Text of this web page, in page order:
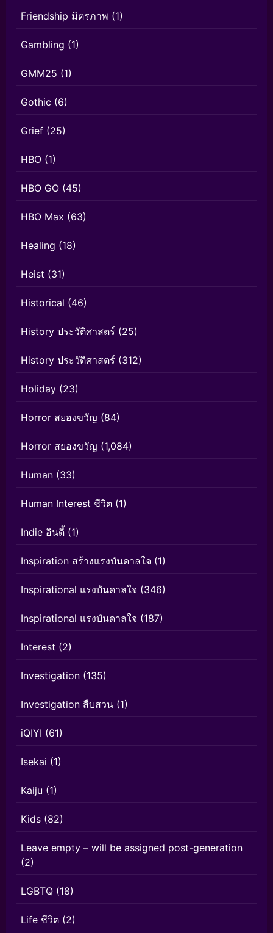
Friendship มิตรภาพ (1)
Gambling (1)
GMM25 (1)
Gothic (6)
Grief (25)
HBO (1)
HBO GO (45)
HBO Max (63)
Healing (18)
Heist (31)
Historical (46)
History ประวัติศาสตร์ (25)
History ประวัติศาสตร์ (312)
Holiday (23)
Horror สยองขวัญ (84)
Horror สยองขวัญ (1,084)
Human (33)
Human Interest ชีวิต (1)
Indie อินดี้ (1)
Inspiration สร้างแรงบันดาลใจ (1)
Inspirational แรงบันดาลใจ (346)
Inspirational แรงบันดาลใจ (187)
Interest (2)
Investigation (135)
Investigation สืบสวน (1)
iQIYI (61)
Isekai (1)
Kaiju (1)
Kids (82)
Leave empty – will be assigned post-generation
(2)
LGBTQ (18)
Life ชีวิต (2)